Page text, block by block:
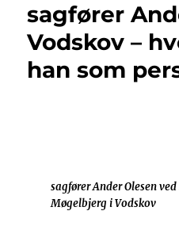
sagfører
Vodskov –
han som
sagfører Ander Olesen
Møgelbjerg i Vodskov